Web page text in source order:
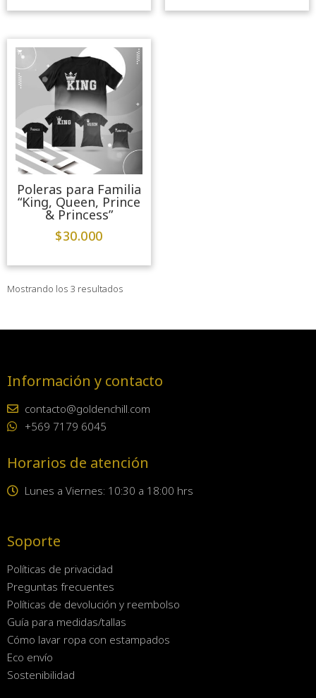
Poleras para Familia
“King, Queen, Prince
& Princess”
$30.000
Mostrando los 3 resultados
Información y contacto
contacto@goldenchill.com
+569 7179 6045
Horarios de atención
Lunes a Viernes: 10:30 a 18:00 hrs
Soporte
Políticas de privacidad
Preguntas frecuentes
Políticas de devolución y reembolso
Guía para medidas/tallas
Cómo lavar ropa con estampados
Eco envío
Sostenibilidad